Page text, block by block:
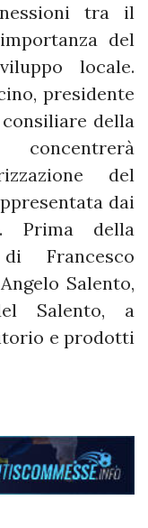
tra il
del
locale.
presidente
della
del
dai
Prima della
Francesco
Salento,
Salento, a
e prodotti